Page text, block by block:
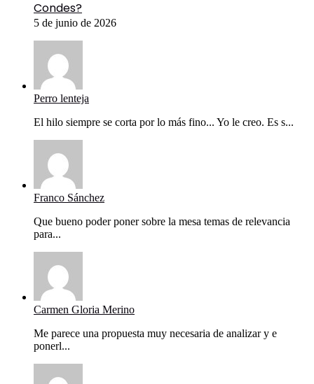
Condes?
5 de junio de 2026
Perro lenteja
El hilo siempre se corta por lo más fino... Yo le creo. Es s...
Franco Sánchez
Que bueno poder poner sobre la mesa temas de relevancia
para...
Carmen Gloria Merino
Me parece una propuesta muy necesaria de analizar y e
ponerl...